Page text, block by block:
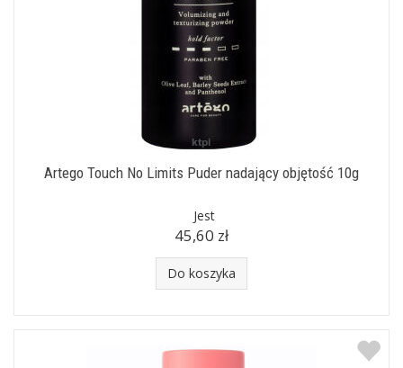
Artego Touch No Limits Puder nadający objętość 10g
Jest
45,60 zł
Do koszyka